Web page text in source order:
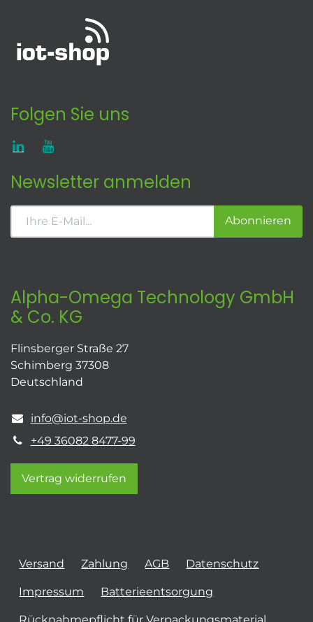
Folgen Sie uns
Newsletter anmelden
Abonnieren
Alpha-Omega Technology GmbH
& Co. KG
Flinsberger Straße 27
Schimberg 37308
Deutschland
info@iot-shop.de
+49 36082 8477-99
Vertrag widerrufen
Versand Zahlung AGB Datenschutz
Impressum Batterieentsorgung